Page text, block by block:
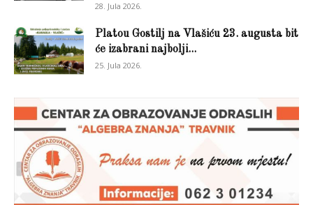
28. Jula 2026.
Platou Gostilj na Vlašiću 23. augusta bit
će izabrani najbolji...
25. Jula 2026.